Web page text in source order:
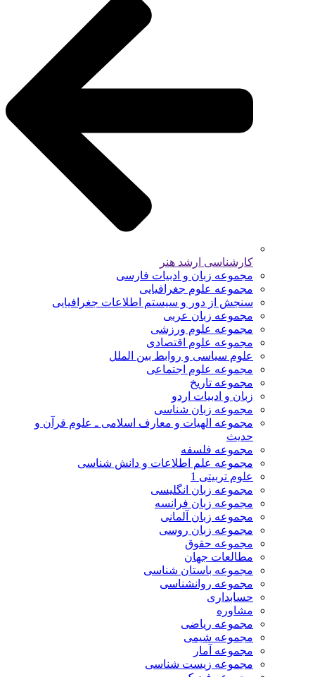
کارشناسی ارشد هنر
مجموعه زبان و ادبیات فارسی
مجموعه علوم جغرافیایی
سنجش از دور و سیستم اطلاعات جغرافیایی
مجموعه زبان عربی
مجموعه علوم ورزشی
مجموعه علوم اقتصادی
علوم سیاسی و روابط بین الملل
مجموعه علوم اجتماعی
مجموعه تاریخ
زبان و ادبیات اردو
مجموعه زبان شناسی
مجموعه الهیات و معارف اسلامی ـ علوم قرآن و
حدیث
مجموعه فلسفه
مجموعه علم اطلاعات و دانش شناسی
علوم تربیتی 1
مجموعه زبان انگلیسی
مجموعه زبان فرانسه
مجموعه زبان آلمانی
مجموعه زبان روسی
مجموعه حقوق
مطالعات جهان
مجموعه باستان شناسی
مجموعه روانشناسی
حسابداری
مشاوره
مجموعه ریاضی
مجموعه شیمی
مجموعه آمار
مجموعه زیست شناسی